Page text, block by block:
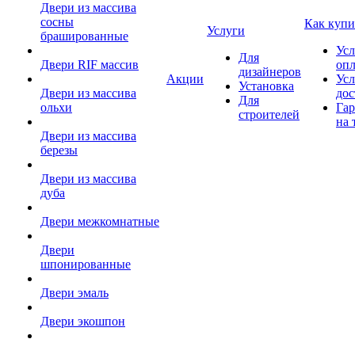
Двери из массива
сосны
брашированные
Двери RIF массив
Двери из массива
ольхи
Двери из массива
березы
Двери из массива
дуба
Двери межкомнатные
Двери
шпонированные
Двери эмаль
Двери экошпон
Акции
Услуги
Для
дизайнеров
Установка
Для
строителей
Как
на